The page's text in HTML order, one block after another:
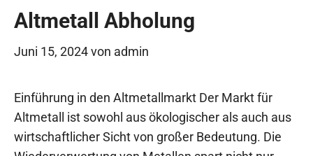
Altmetall Abholung
Juni 15, 2024von admin
Einführung in den Altmetallmarkt Der Markt für
Altmetall ist sowohl aus ökologischer als auch aus
wirtschaftlicher Sicht von großer Bedeutung. Die